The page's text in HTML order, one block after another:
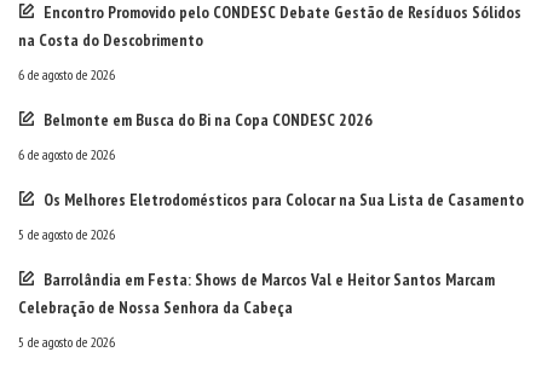
Encontro Promovido pelo CONDESC Debate Gestão de Resíduos Sólidos
na Costa do Descobrimento
6 de agosto de 2026
Belmonte em Busca do Bi na Copa CONDESC 2026
6 de agosto de 2026
Os Melhores Eletrodomésticos para Colocar na Sua Lista de Casamento
5 de agosto de 2026
Barrolândia em Festa: Shows de Marcos Val e Heitor Santos Marcam
Celebração de Nossa Senhora da Cabeça
5 de agosto de 2026